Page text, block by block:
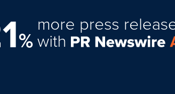
%
more press
with